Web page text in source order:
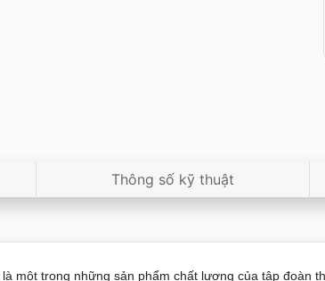
Thông số kỹ thuật
là một trong những sản phẩm chất lượng của tập đoàn